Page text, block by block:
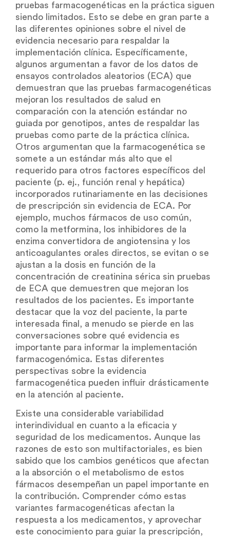
pruebas farmacogenéticas en la práctica siguen
siendo limitados. Esto se debe en gran parte a
las diferentes opiniones sobre el nivel de
evidencia necesario para respaldar la
implementación clínica. Específicamente,
algunos argumentan a favor de los datos de
ensayos controlados aleatorios (ECA) que
demuestran que las pruebas farmacogenéticas
mejoran los resultados de salud en
comparación con la atención estándar no
guiada por genotipos, antes de respaldar las
pruebas como parte de la práctica clínica.
Otros argumentan que la farmacogenética se
somete a un estándar más alto que el
requerido para otros factores específicos del
paciente (p. ej., función renal y hepática)
incorporados rutinariamente en las decisiones
de prescripción sin evidencia de ECA. Por
ejemplo, muchos fármacos de uso común,
como la metformina, los inhibidores de la
enzima convertidora de angiotensina y los
anticoagulantes orales directos, se evitan o se
ajustan a la dosis en función de la
concentración de creatinina sérica sin pruebas
de ECA que demuestren que mejoran los
resultados de los pacientes. Es importante
destacar que la voz del paciente, la parte
interesada final, a menudo se pierde en las
conversaciones sobre qué evidencia es
importante para informar la implementación
farmacogenómica. Estas diferentes
perspectivas sobre la evidencia
farmacogenética pueden influir drásticamente
en la atención al paciente.
Existe una considerable variabilidad
interindividual en cuanto a la eficacia y
seguridad de los medicamentos. Aunque las
razones de esto son multifactoriales, es bien
sabido que los cambios genéticos que afectan
a la absorción o el metabolismo de estos
fármacos desempeñan un papel importante en
la contribución. Comprender cómo estas
variantes farmacogenéticas afectan la
respuesta a los medicamentos, y aprovechar
este conocimiento para guiar la prescripción,